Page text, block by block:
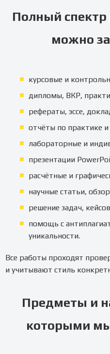
Полный
можно
курсовые и
дипломы, ВКР,
рефераты, эссе,
отчёты по практике
лабораторные и
презентации
расчётные и
научные статьи,
решение задач,
помощь с
уникальности.
Все работы проходят
и учитывают стиль
Предметы и
которыми